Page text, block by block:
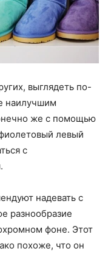
выглядеть по-
наилучшим
же с помощью
левый
с
надевать с
разнообразие
фоне. Этот
похоже, что он